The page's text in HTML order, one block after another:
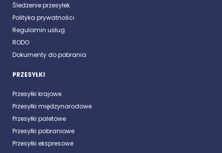
Śledzenie przesyłek
Polityka prywatności
Regulamin usług
RODO
Dokumenty do pobrania
PRZESYŁKI
Przesyłki krajowe
Przesyłki międzynarodowe
Przesyłki paletowe
Przesyłki pobraniowe
Przesyłki ekspresowe